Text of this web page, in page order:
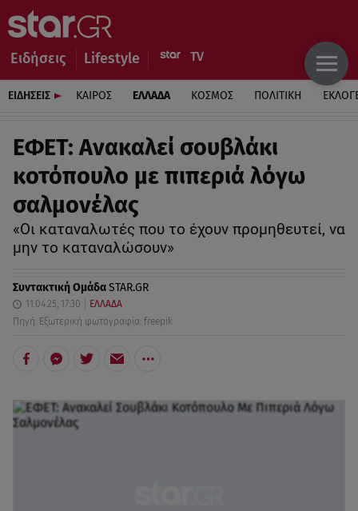
Ειδήσεις Lifestyle
ΕΙΔΗΣΕΙΣ ΚΑΙΡΟΣ ΕΛΛΑΔΑ ΚΟΣΜΟΣ ΠΟΛΙΤΙΚΗ
ΕΦΕΤ: Ανακαλεί σουβλάκι
κοτόπουλο με πιπεριά λόγω
σαλμονέλας
«Οι καταναλωτές που το έχουν προμηθευτεί, να
μην το καταναλώσουν»
Συντακτική ΟμάδαSTAR.GR
11.04.25, 17:30
ΕΛΛΑΔΑ
Πηγή: Εξωτερική φωτογραφία: freepik